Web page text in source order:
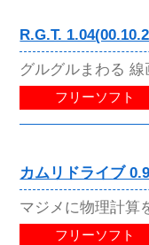
R.G.T.
グルグルまわる
フリーソフト
カムリドライブ
マジメに物理計算
フリーソフト